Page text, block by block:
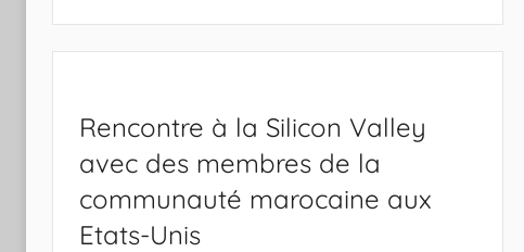
Rencontre à la Silicon Valley
avec des membres de la
communauté marocaine aux
Etats-Unis